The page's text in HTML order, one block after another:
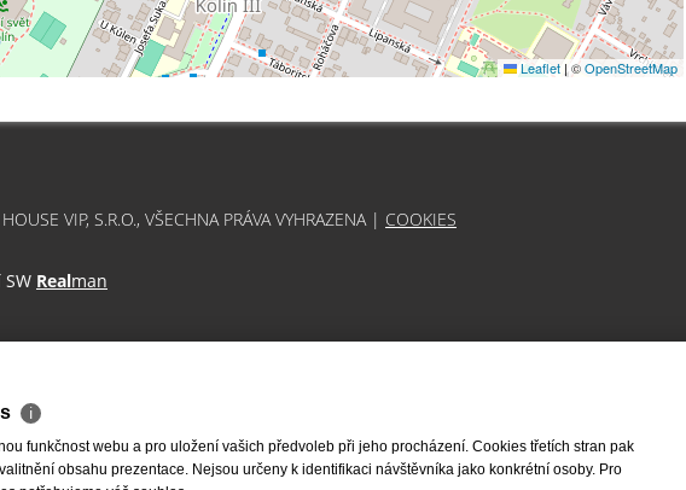
Leaflet | ©OpenStreetMap
VIP, S.R.O., VŠECHNA PRÁVA VYHRAZENA | COOKIES
Realman
ℹ
funkčnost webu a pro uložení vašich předvoleb při jeho procházení. Cookies třetích stran pak
obsahu prezentace. Nejsou určeny k identifikaci návštěvníka jako konkrétní osoby. Pro